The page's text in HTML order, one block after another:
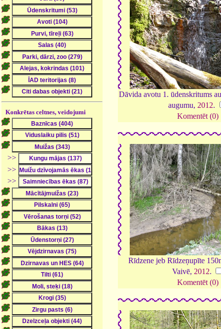
Konkrētas celtnes, veidojumi
>>
>>
>>
Dāvida avotu 1. ūdenskritums
augumu, 2012.
Komentēt (0)
Rīdzene jeb Rīdzeņupīte
Vaivē, 2012.
Komentēt (0)